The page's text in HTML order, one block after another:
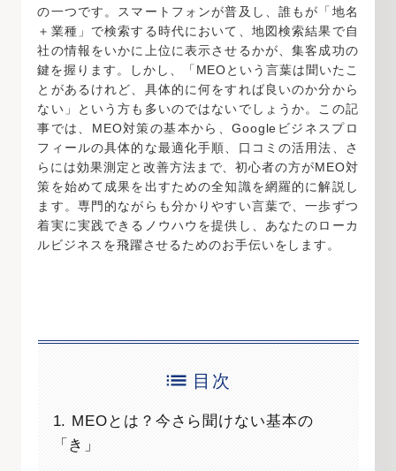
の一つです。スマートフォンが普及し、誰もが「地名
＋業種」で検索する時代において、地図検索結果で自
社の情報をいかに上位に表示させるかが、集客成功の
鍵を握ります。しかし、「MEOという言葉は聞いたこ
とがあるけれど、具体的に何をすれば良いのか分から
ない」という方も多いのではないでしょうか。この記
事では、MEO対策の基本から、Googleビジネスプロ
フィールの具体的な最適化手順、口コミの活用法、さ
らには効果測定と改善方法まで、初心者の方がMEO対
策を始めて成果を出すための全知識を網羅的に解説し
ます。専門的ながらも分かりやすい言葉で、一歩ずつ
着実に実践できるノウハウを提供し、あなたのローカ
ルビジネスを飛躍させるためのお手伝いをします。
目次
1. MEOとは？今さら聞けない基本の
「き」